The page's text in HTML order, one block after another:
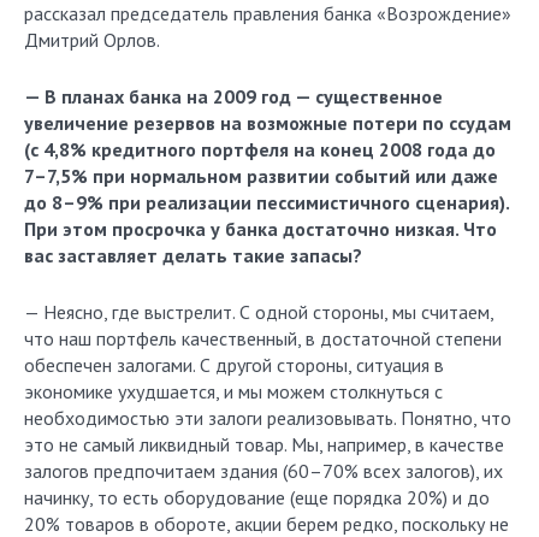
рассказал председатель правления банка «Возрождение»
Дмитрий Орлов.
— В планах банка на 2009 год — существенное
увеличение резервов на возможные потери по ссудам
(с 4,8% кредитного портфеля на конец 2008 года до
7–7,5% при нормальном развитии событий или даже
до 8–9% при реализации пессимистичного сценария).
При этом просрочка у банка достаточно низкая. Что
вас заставляет делать такие запасы?
— Неясно, где выстрелит. С одной стороны, мы считаем,
что наш портфель качественный, в достаточной степени
обеспечен залогами. С другой стороны, ситуация в
экономике ухудшается, и мы можем столкнуться с
необходимостью эти залоги реализовывать. Понятно, что
это не самый ликвидный товар. Мы, например, в качестве
залогов предпочитаем здания (60–70% всех залогов), их
начинку, то есть оборудование (еще порядка 20%) и до
20% товаров в обороте, акции берем редко, поскольку не